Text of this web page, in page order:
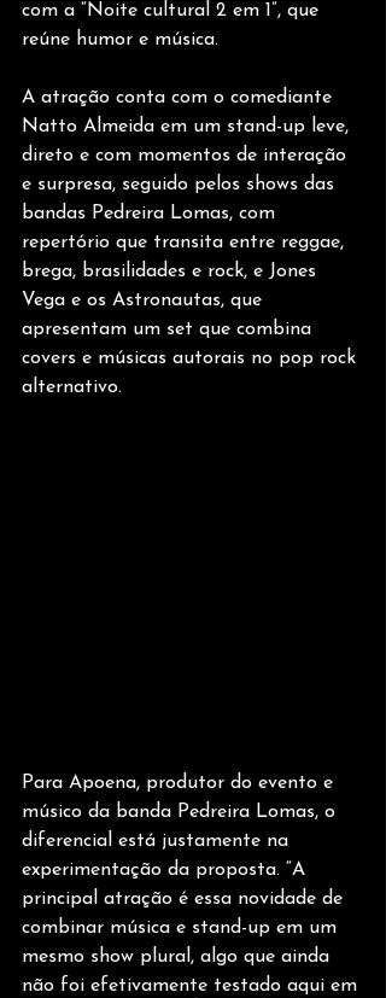
com a “Noite cultural 2 em 1”, que
reúne humor e música.
A atração conta com o comediante
Natto Almeida em um stand-up leve,
direto e com momentos de interação
e surpresa, seguido pelos shows das
bandas Pedreira Lomas, com
repertório que transita entre reggae,
brega, brasilidades e rock, e Jones
Vega e os Astronautas, que
apresentam um set que combina
covers e músicas autorais no pop rock
alternativo.
Para Apoena, produtor do evento e
músico da banda Pedreira Lomas, o
diferencial está justamente na
experimentação da proposta. “A
principal atração é essa novidade de
combinar música e stand-up em um
mesmo show plural, algo que ainda
não foi efetivamente testado aqui em